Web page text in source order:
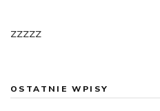
zzzzz
OSTATNIE WPISY